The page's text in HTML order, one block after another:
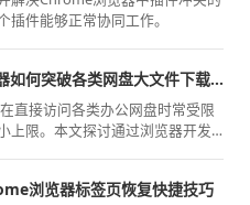
插件能够正常协同工作。
google浏览器如何突破各类网盘大文件下载限制
直接访问各类办公网盘时常受限
上限。本文探讨通过浏览器开发
浏览器标签页恢复快捷技巧